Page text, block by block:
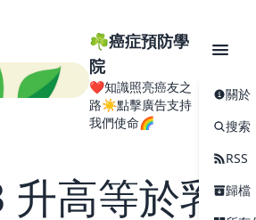
☘️癌症預防學
院
❤️知識照亮癌友之
路☀️點擊廣告支持
我們使命🌈
關於
搜索
RSS
歸檔
升高等於乳